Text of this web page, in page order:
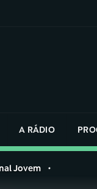
A RÁDIO
Jovem